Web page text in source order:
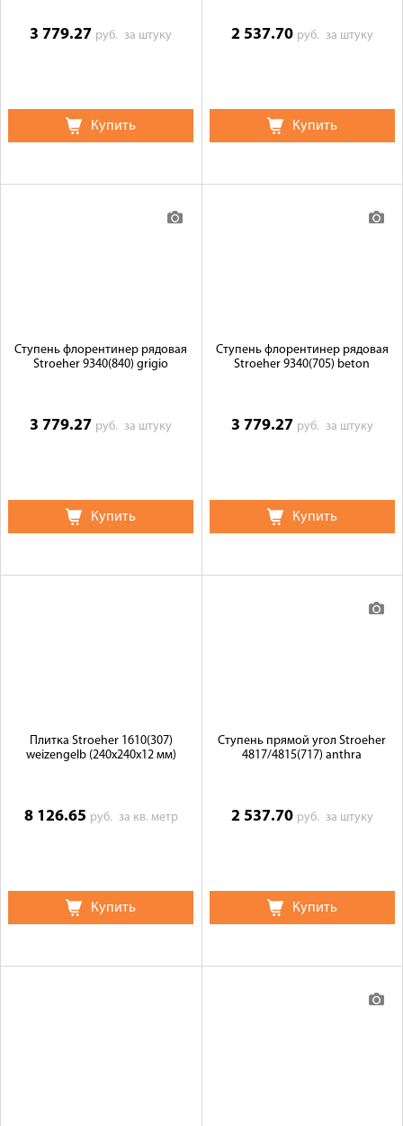
3 779.27 руб.за штуку
Купить
2 537.70 руб. за штуку
Купить
Ступень флорентинер рядовая
Stroeher 9340(840) grigio
3 779.27 руб.за штуку
Купить
Ступень флорентинер рядовая
Stroeher 9340(705) beton
3 779.27 руб. за штуку
Купить
Плитка Stroeher 1610(307)
weizengelb (240х240х12 мм)
8 126.65 руб. за кв. метр
Купить
Ступень прямой угол Stroeher
4817/4815(717) anthra
2 537.70 руб. за штуку
Купить